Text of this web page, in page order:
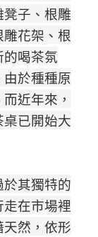
子、根雕
花架、根
的喝茶氛
由於種種原
近年來，
已開始大
其獨特的
走在市場裡
然，依形